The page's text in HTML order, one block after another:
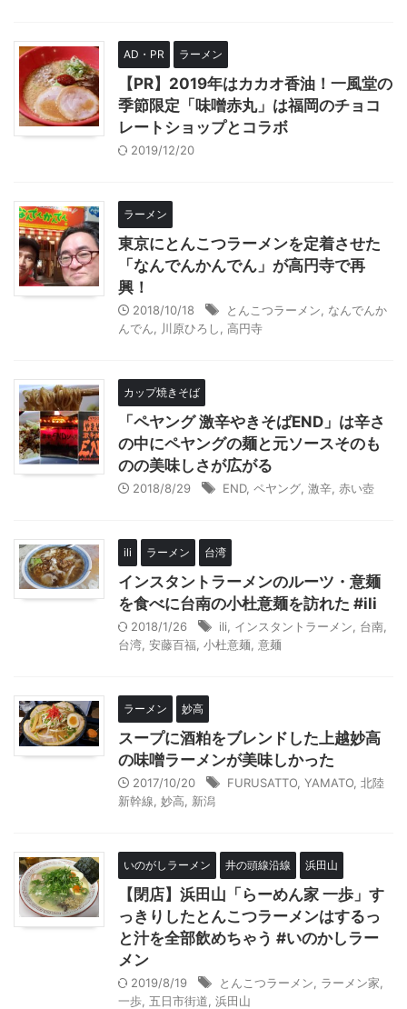
AD・PR ラーメン
【PR】2019年はカカオ香油！一風堂の
季節限定「味噌赤丸」は福岡のチョコ
レートショップとコラボ
2019/12/20
ラーメン
東京にとんこつラーメンを定着させた
「なんでんかんでん」が高円寺で再
興！
2018/10/18 とんこつラーメン
なんでんか
んでん
川原ひろし 高円寺
カップ焼きそば
「ペヤング 激辛やきそばEND」は辛さ
の中にペヤングの麺と元ソースそのも
のの美味しさが広がる
2018/8/29 END, ペヤング 激辛 赤い壺
ili ラーメン 台湾
インスタントラーメンのルーツ・意麺
を食べに台南の小杜意麺を訪れた #ili
2018/1/26 ili インスタントラーメン 台南
台湾 安藤百福 小杜意麺 意麺
ラーメン 妙高
スープに酒粕をブレンドした上越妙高
の味噌ラーメンが美味しかった
2017/10/20 FURUSATTO YAMATO 北陸
新幹線 妙高 新潟
いのがしラーメン 井の頭線沿線 浜田山
【閉店】浜田山「らーめん家 一歩」す
っきりしたとんこつラーメンはするっ
と汁を全部飲めちゃう #いのかしラー
メン
2019/8/19 とんこつラーメン ラーメン家
一歩 五日市街道 浜田山